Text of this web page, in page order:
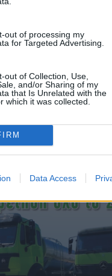
out of processing my
for Targeted Advertising.
out of Collection, Use,
and/or Sharing of my
that Is Unrelated with the
which it was collected.
Data Access